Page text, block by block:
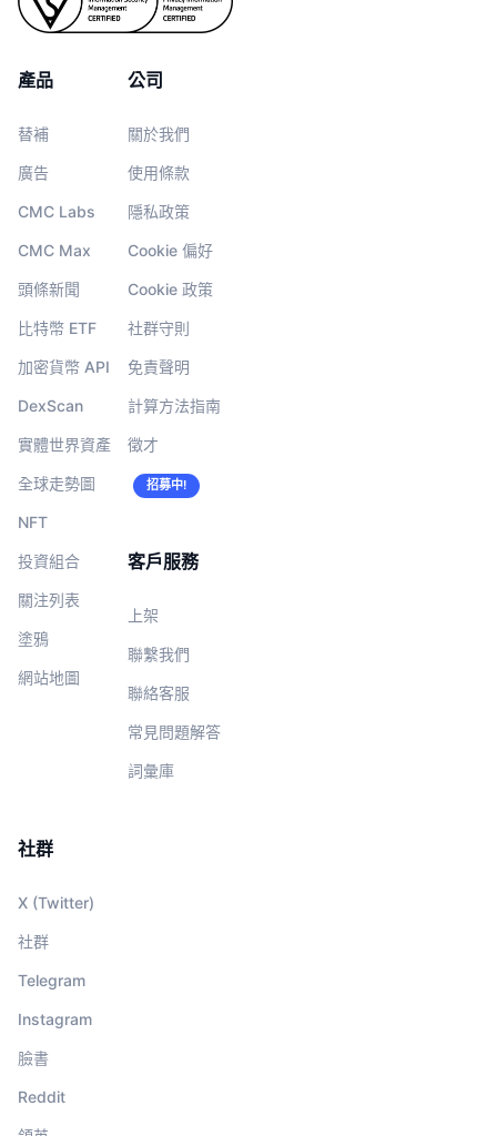
即將推出的銷售活動
衍生品
資金費率
活動
鑽石獎勵
學習賺幣
行事曆
ICO 行事曆
活動行事曆
產品
替補
廣告
CMC Labs
CMC Max
頭條新聞
比特幣 ETF
加密貨幣 API
DexScan
實體世界資產
全球走勢圖
NFT
投資組合
關注列表
塗鴉
網站地圖
公司
關於我們
使用條款
隱私政策
Cookie 偏好
Cookie 政策
社群守則
免責聲明
計算方法指南
徵才
招募中!
客戶服務
上架
聯繫我們
聯絡客服
常見問題解答
詞彙庫
社群
X (Twitter)
社群
Telegram
Instagram
臉書
Reddit